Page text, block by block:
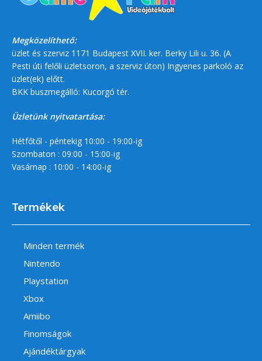
Megközelíthető:
üzlet és szerviz 1171 Budapest XVII. ker. Berky Lili u. 36. (A
Pesti úti felőli üzletsoron, a szerviz úton) Ingyenes parkoló az
üzlet(ek) előtt.
BKK buszmegálló: Kucorgó tér.
Üzletünk nyitvatartása:
Hétfőtől - péntekig 10:00 - 19:00-ig
Szombaton : 09:00 - 15:00-ig
Vasárnap : 10:00 - 14:00-ig
Termékek
Minden termék
Nintendo
Playstation
Xbox
Amiibo
Finomságok
Ajándéktárgyak